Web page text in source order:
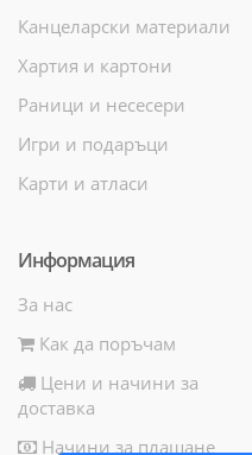
Канцеларски материали
Хартия и картони
Раници и несесери
Игри и подаръци
Карти и атласи
Информация
За нас
Как да поръчам
Цени и начини за
доставка
Начини за плащане